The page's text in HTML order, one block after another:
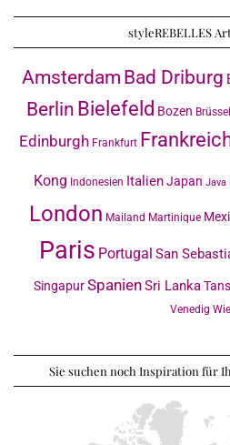
styleREBELLES
Amsterdam Bad Driburg
Berlin Bielefeld Bozen Brüssel
Edinburgh Frankfurt
Kong Indonesien ItalienJapan Java
London Mailand Martinique
Paris Portugal San
SingapurSpanienSri Lanka
Venedig
Sie suchen noch Inspiration für